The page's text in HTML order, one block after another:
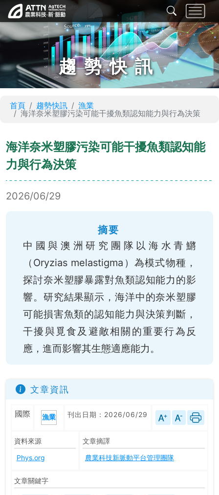
趨勢快訊
首頁 趨勢快訊
漁業
海洋奈米塑膠污染可能干擾魚類認知能力與行為決策
海洋奈米塑膠污染可能干擾魚類認知能
力與行為決策
2026/06/29
摘要
中國與澳洲研究團隊以海水青鱂
（Oryzias melastigma）為模式物種，
探討奈米塑膠暴露對魚類認知能力的影
響。研究結果顯示，海洋中的奈米塑膠
可能損害魚類的認知能力與決策判斷，
干擾與覓食及避敵相關的重要行為反
應，進而影響其生態適應能力。
文章資訊
國際 漁業 刊出日期：2026/06/29
資料來源
Phys.org
文章摘譯
農業科技新脈動平台管理團隊
文章關鍵字